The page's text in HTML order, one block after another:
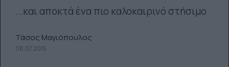
...και αποκτά ένα πιο καλοκαιρινό στήσιμο
Τάσος Μαγιόπουλος
08.07.2015